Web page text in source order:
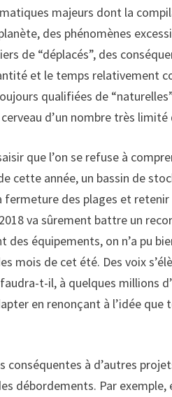
majeurs dont la
des phénomènes
de “déplacés”, des
et le temps relativement
qualifiées de
d’un nombre très limité
que l’on se refuse à
cette année, un bassin de
des plages et retenir
va sûrement battre un
équipements, on n’a pu
de cet été. Des voix
t-il, à quelques millions
en renonçant à l’idée
à d’autres
débordements. Par exemple,